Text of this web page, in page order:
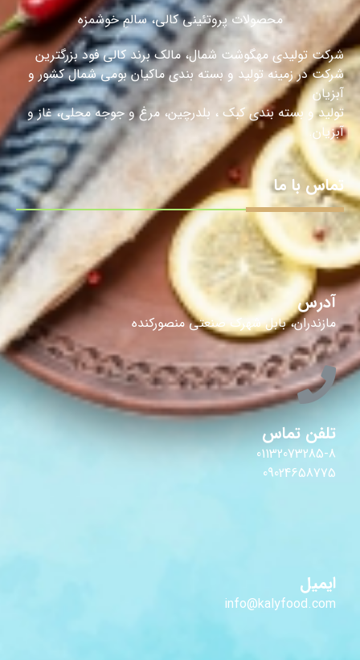
محصولات پروتئینی کالی، سالمِ خوشمزه
شرکت تولیدی مهگوشت شمال، مالک برند کالی فود بزرگترین
شرکت در زمینه تولید و بسته بندی ماکیان بومی شمال کشور و
آبزیان
تولید و بسته بندی کبک ، بلدرچین، مرغ و جوجه محلی، غاز و
آبزیان.
تماس با ما
آدرس
مازندران، بابل شهرک صنعتی منصورکنده
تلفن تماس
01132073285-8
09024658775
ایمیل
info@kalyfood.com